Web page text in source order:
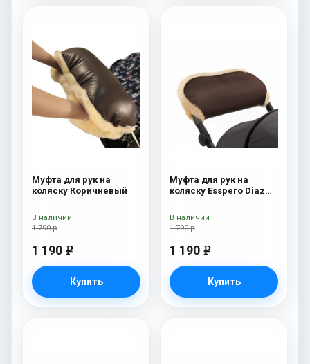
Муфта для рук на
коляску Коричневый
1 790 р
1 190 e
Купить
В наличии
Муфта для рук на
коляску Esspero Diaz
Chocolat
1 790 р
1 190 e
Купить
В наличии